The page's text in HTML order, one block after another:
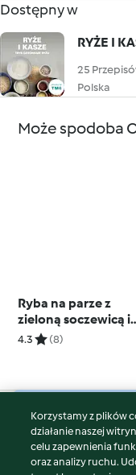
Dostępny w
RYŻE I
25
Polska
Może spodoba
Ryba na parze z
zieloną soczewicą i
sosem paprykowym
4.3 (8)
© Copyright 2026
Warunki korzystania
Polityka prywatności
Korzystamy z plików
działanie naszej
celu zapewnienia
oraz analizy ruchu.